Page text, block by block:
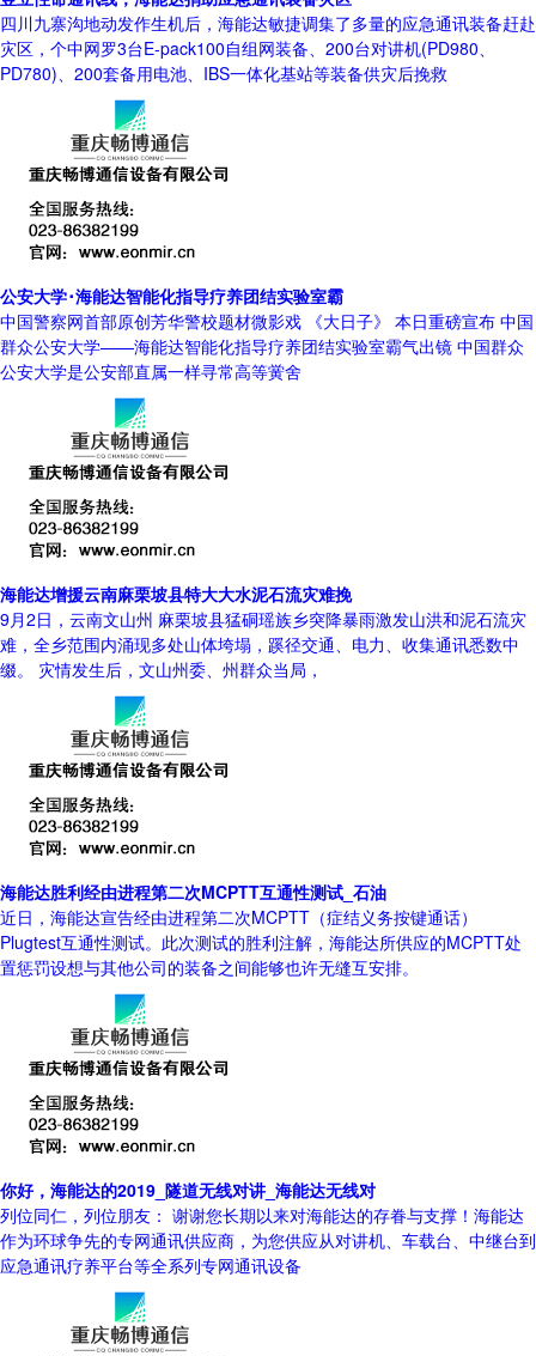
四川九寨沟地动发作生机后，海能达敏捷调集了多量的应急通讯装备赶赴
灾区，个中网罗3台E-pack100自组网装备、200台对讲机(PD980、
PD780)、200套备用电池、IBS一体化基站等装备供灾后挽救
公安大学･海能达智能化指导疗养团结实验室霸
中国警察网首部原创芳华警校题材微影戏 《大日子》 本日重磅宣布 中国
群众公安大学——海能达智能化指导疗养团结实验室霸气出镜 中国群众
公安大学是公安部直属一样寻常高等黉舍
海能达增援云南麻栗坡县特大大水泥石流灾难挽
9月2日，云南文山州 麻栗坡县猛硐瑶族乡突降暴雨激发山洪和泥石流灾
难，全乡范围内涌现多处山体垮塌，蹊径交通、电力、收集通讯悉数中
缀。 灾情发生后，文山州委、州群众当局，
海能达胜利经由进程第二次MCPTT互通性测试_石油
近日，海能达宣告经由进程第二次MCPTT（症结义务按键通话）
Plugtest互通性测试。此次测试的胜利注解，海能达所供应的MCPTT处
置惩罚设想与其他公司的装备之间能够也许无缝互安排。
你好，海能达的2019_隧道无线对讲_海能达无线对
列位同仁，列位朋友： 谢谢您长期以来对海能达的存眷与支撑！海能达
作为环球争先的专网通讯供应商，为您供应从对讲机、车载台、中继台到
应急通讯疗养平台等全系列专网通讯设备